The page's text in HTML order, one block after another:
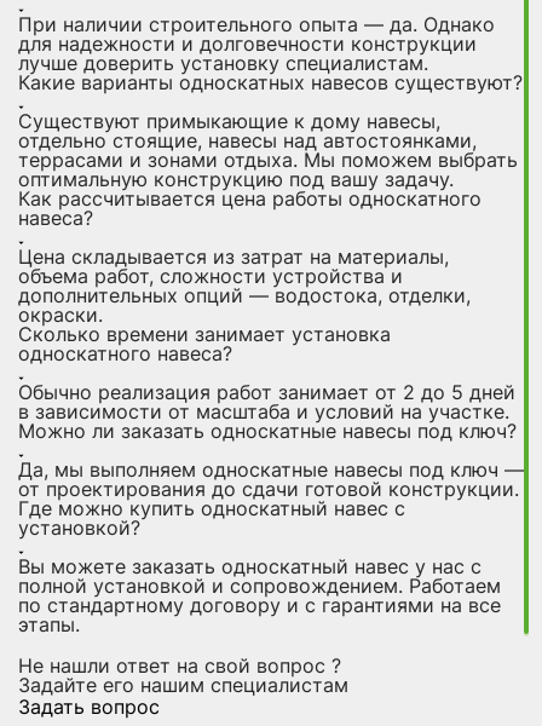
При наличии строительного опыта — да. Однако
для надежности и долговечности конструкции
лучше доверить установку специалистам.
Какие варианты односкатных навесов существуют?
Существуют примыкающие к дому навесы,
отдельно стоящие, навесы над автостоянками,
террасами и зонами отдыха. Мы поможем выбрать
оптимальную конструкцию под вашу задачу.
Как рассчитывается цена работы односкатного
навеса?
Цена складывается из затрат на материалы,
объема работ, сложности устройства и
дополнительных опций — водостока, отделки,
окраски.
Сколько времени занимает установка
односкатного навеса?
Обычно реализация работ занимает от 2 до 5 дней
в зависимости от масштаба и условий на участке.
Можно ли заказать односкатные навесы под ключ?
Да, мы выполняем односкатные навесы под ключ —
от проектирования до сдачи готовой конструкции.
Где можно купить односкатный навес с
установкой?
Вы можете заказать односкатный навес у нас с
полной установкой и сопровождением. Работаем
по стандартному договору и с гарантиями на все
этапы.
Не нашли ответ на свой вопрос ?
Задайте его нашим специалистам
Задать вопрос